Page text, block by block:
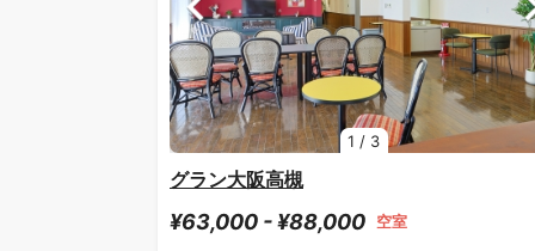
1 / 3
グラン大阪高槻
¥63,000 - ¥88,000 空室